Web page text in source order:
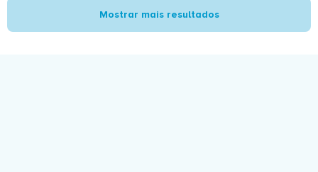
Mostrar mais resultados